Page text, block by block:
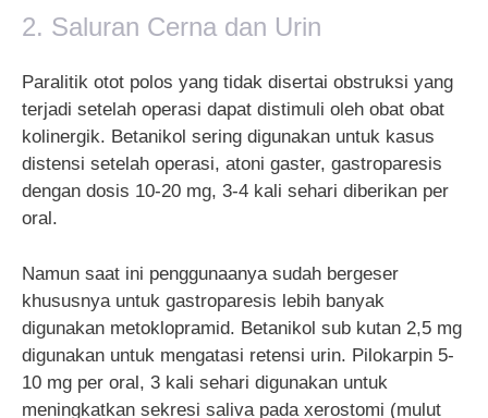
2. Saluran Cerna dan Urin
Paralitik otot polos yang tidak disertai obstruksi yang
terjadi setelah operasi dapat distimuli oleh obat obat
kolinergik. Betanikol sering digunakan untuk kasus
distensi setelah operasi, atoni gaster, gastroparesis
dengan dosis 10-20 mg, 3-4 kali sehari diberikan per
oral.
Namun saat ini penggunaanya sudah bergeser
khususnya untuk gastroparesis lebih banyak
digunakan metoklopramid. Betanikol sub kutan 2,5 mg
digunakan untuk mengatasi retensi urin. Pilokarpin 5-
10 mg per oral, 3 kali sehari digunakan untuk
meningkatkan sekresi saliva pada xerostomi (mulut